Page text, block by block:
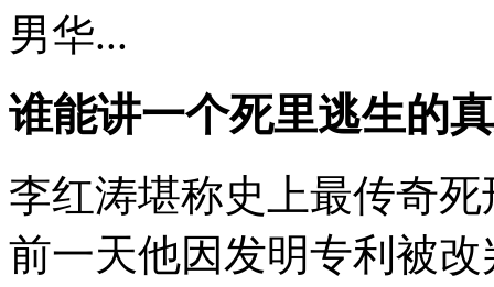
男华...
谁能讲一个死里逃生的
李红涛堪称史上最传奇
前一天他因发明专利被